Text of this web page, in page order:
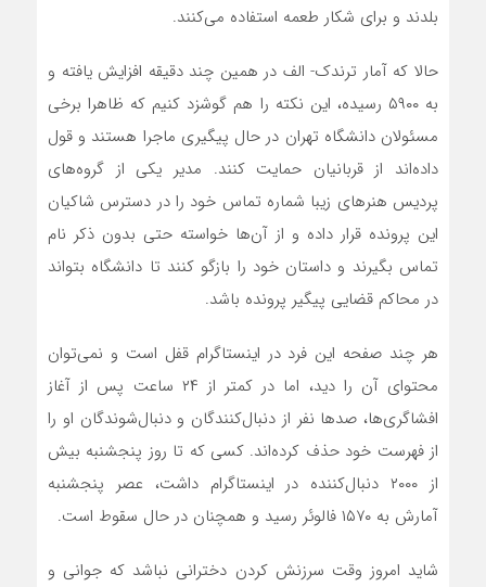
بلدند و برای شکار طعمه استفاده می‌کنند.
حالا که آمار ترندک- الف در همین چند دقیقه افزایش یافته و
به ۵۹۰۰ رسیده، این نکته را هم گوشزد کنیم که ظاهرا برخی
مسئولان دانشگاه تهران در حال پیگیری ماجرا هستند و قول
داده‌اند از قربانیان حمایت کنند. مدیر یکی از گروه‌های
پردیس هنر‌های زیبا شماره تماس خود را در دسترس شاکیان
این پرونده قرار داده و از آن‌ها خواسته حتی بدون ذکر نام
تماس بگیرند و داستان خود را بازگو کنند تا دانشگاه بتواند
در محاکم قضایی پیگیر پرونده باشد.
هر چند صفحه این فرد در اینستاگرام قفل است و نمی‌توان
محتوای آن را دید، اما در کمتر از ۲۴ ساعت پس از آغاز
افشاگری‌ها، صد‌ها نفر از دنبال‌کنندگان و دنبال‌شوندگان او را
از فهرست خود حذف کرده‌اند. کسی که تا روز پنجشنبه بیش
از ۲۰۰۰ دنبال‌کننده در اینستاگرام داشت، عصر پنجشنبه
آمارش به ۱۵۷۰ فالوئر رسید و همچنان در حال سقوط است.
شاید امروز وقت سرزنش کردن دخترانی نباشد که جوانی و